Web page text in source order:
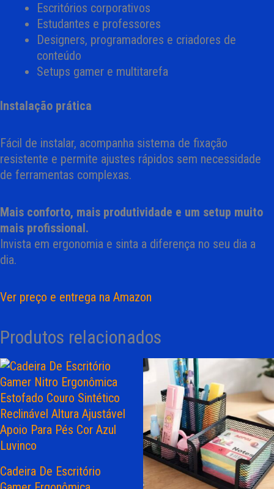
Escritórios corporativos
Estudantes e professores
Designers, programadores e criadores de
conteúdo
Setups gamer e multitarefa
Instalação prática
Fácil de instalar, acompanha sistema de fixação
resistente e permite ajustes rápidos sem necessidade
de ferramentas complexas.
Mais conforto, mais produtividade e um setup muito
mais profissional.
Invista em ergonomia e sinta a diferença no seu dia a
dia.
Ver preço e entrega na Amazon
Produtos relacionados
Cadeira De Escritório